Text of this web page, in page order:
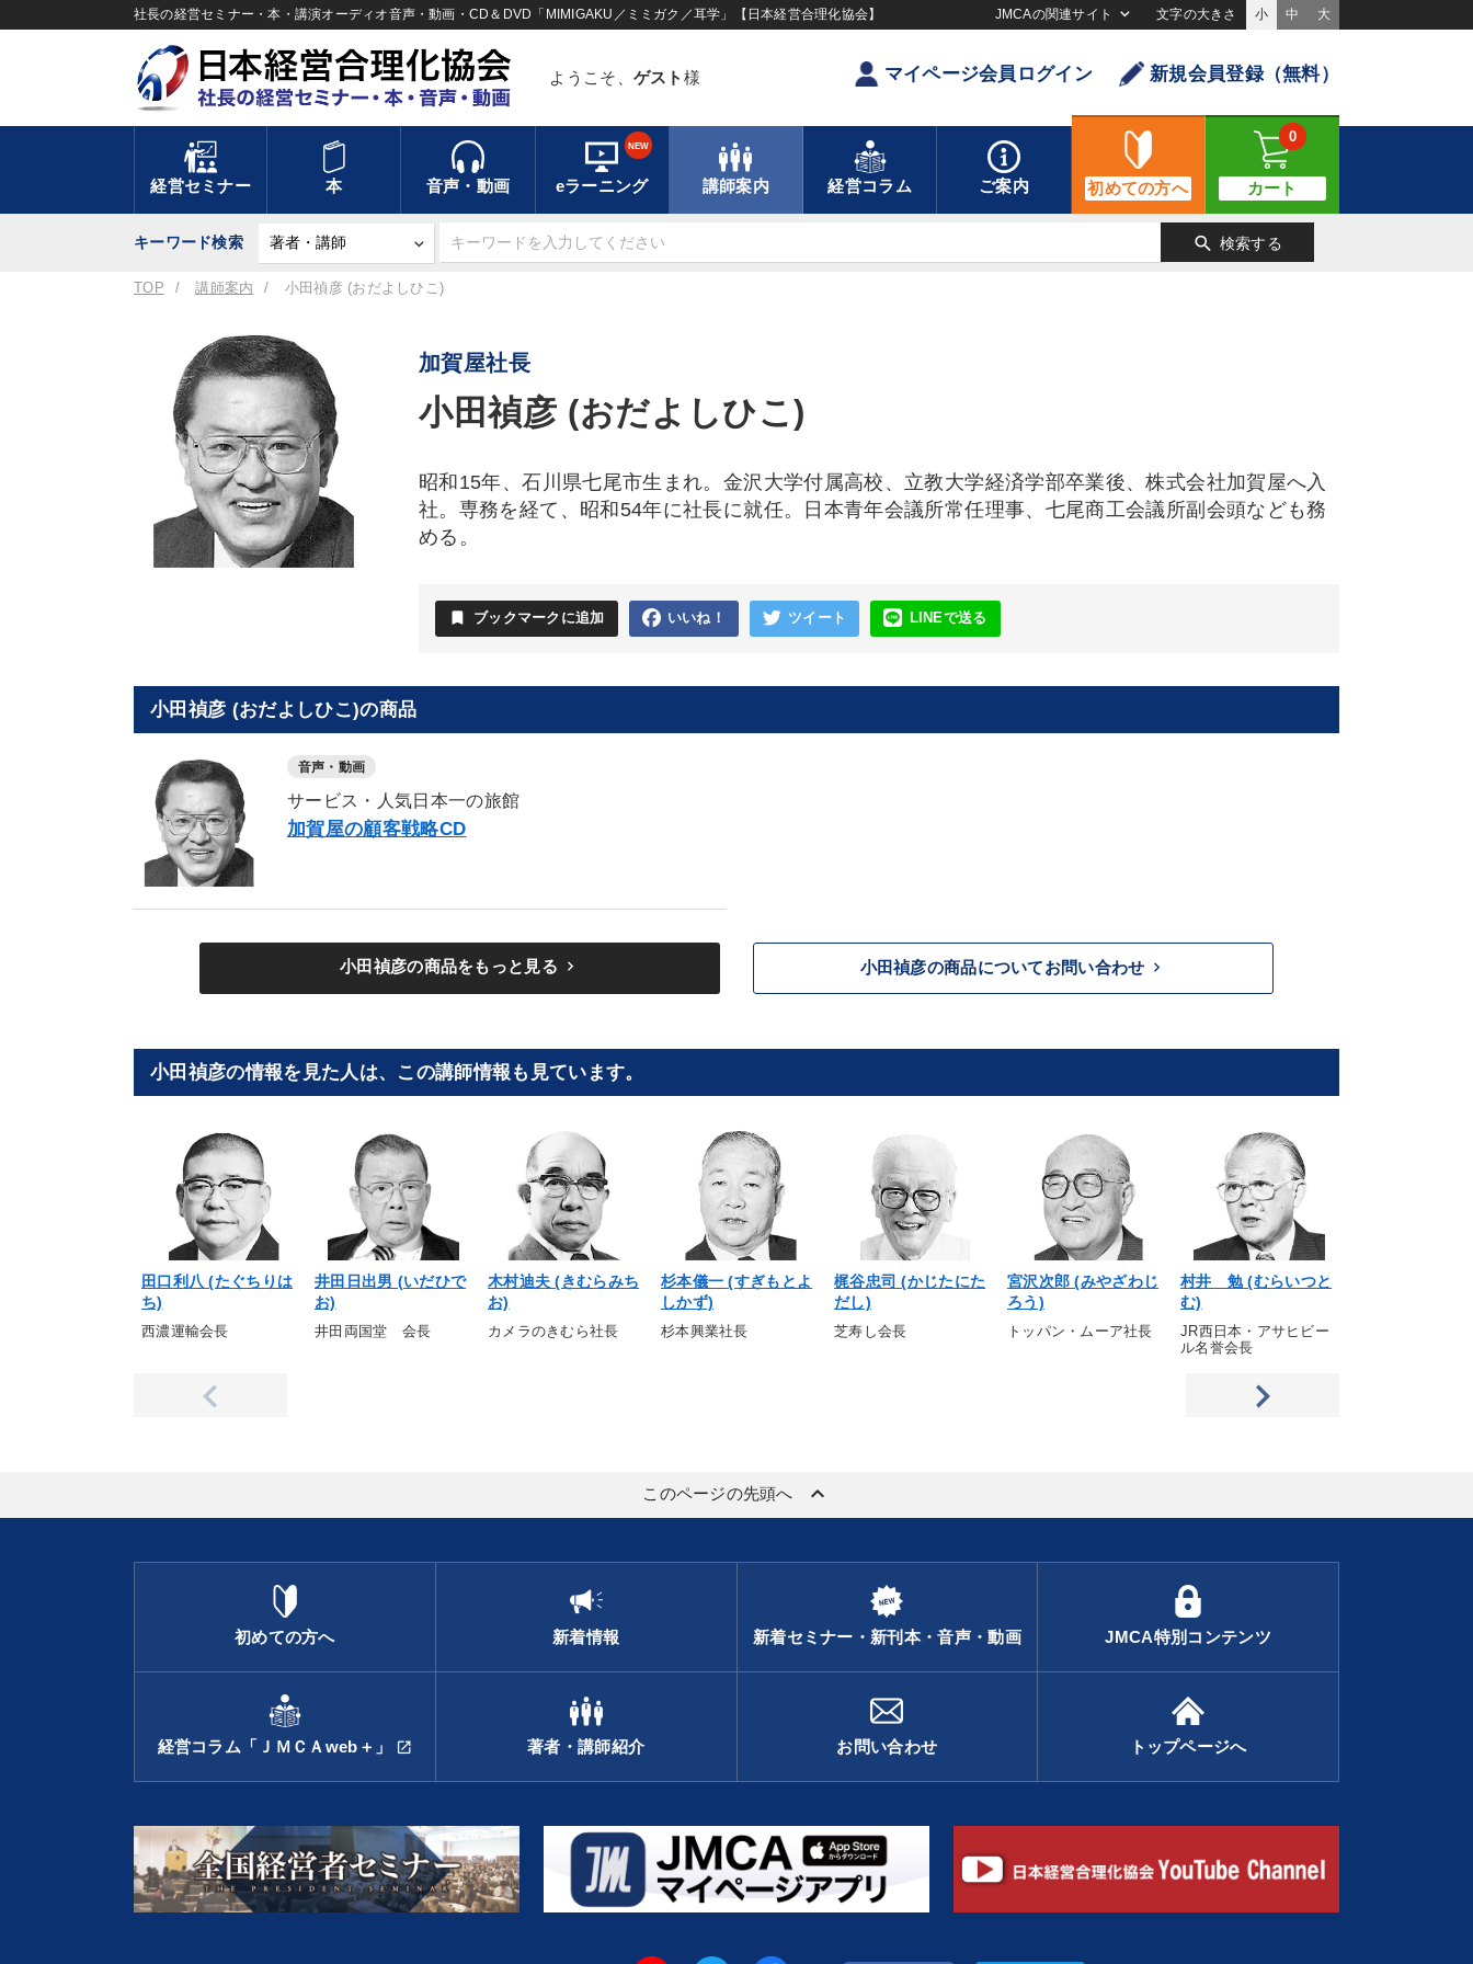
社長の経営セミナー・本・講演オーディオ音声・動画・CD＆DVD「MIMIGAKU／ミミガク／耳学」【日本経営合理化協会】 JMCAの関連サイト 文字の大きさ 小 中 大
ようこそ、 ゲスト 様 マイページ会員ログイン 新規会員登録（無料）
経営セミナー 本 音声・動画 eラーニング
NEW
講師案内 経営コラム ご案内 初めての方へ カート
0
キーワード検索 search 検索する
TOP 講師案内 小田禎彦 (おだよしひこ)
加賀屋社長
小田禎彦 (おだよしひこ)
昭和15年、石川県七尾市生まれ。金沢大学付属高校、立教大学経済学部卒業後、株式会社加賀屋へ入
社。専務を経て、昭和54年に社長に就任。日本青年会議所常任理事、七尾商工会議所副会頭なども務
める。
bookmark ブックマークに追加 いいね！ ツイート LINEで送る
小田禎彦 (おだよしひこ)の商品
音声・動画
サービス・人気日本一の旅館
加賀屋の顧客戦略CD
小田禎彦の商品をもっと見る keyboard_arrow_right 小田禎彦の商品についてお問い合わせ keyboard_arrow_right
小田禎彦の情報を見た人は、この講師情報も見ています。
田口利八 (たぐちりは
ち)
西濃運輸会長
井田日出男 (いだひで
お)
井田両国堂 会長
木村迪夫 (きむらみち
お)
カメラのきむら社長
杉本儀一 (すぎもとよ
しかず)
杉本興業社長
梶谷忠司 (かじたにた
だし)
芝寿し会長
宮沢次郎 (みやざわじ
ろう)
トッパン・ムーア社長
村井 勉 (むらいつと
む)
JR西日本・アサヒビー
ル名誉会長
このページの先頭へ keyboard_arrow_up
初めての方へ 新着情報 新着セミナー・新刊本・音声・動画 JMCA特別コンテンツ
経営コラム「ＪＭＣＡweb＋」 open_in_new 著者・講師紹介 お問い合わせ トップページへ